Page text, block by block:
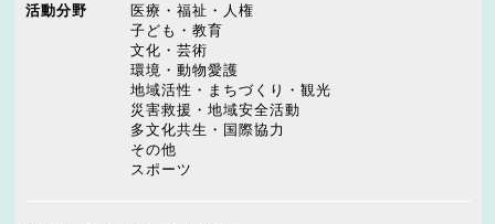
活動分野
医療・福祉・人権
子ども・教育
文化・芸術
環境・動物愛護
地域活性・まちづくり・観光
災害救援・地域安全活動
多文化共生・国際協力
その他
スポーツ